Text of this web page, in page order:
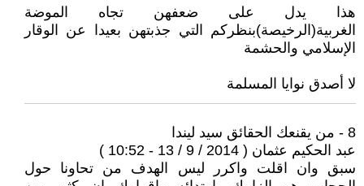
هذا يدل على ضعفهن تجاه الموضة
الغربية(الرخيصة)بنظركم التي جذبتهن بعيدا عن الوقار
الإسلامي والحشمة
لا أصدق نوايا المسلمة
8 - من يقنعك الحقائق سيد ليندا
عبد الحكيم عثمان ( 2014 / 9 / 13 - 10:52 )
سبق وان اقلت واكرر ليس الهدف من تحاونا حول